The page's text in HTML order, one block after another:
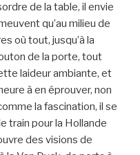
de la table, il envie
qu’au milieu de
où tout, jusqu’à la
de la porte, tout
laideur ambiante, et
à en éprouver, non
la fascination, il se
train pour la Hollande
des visions de